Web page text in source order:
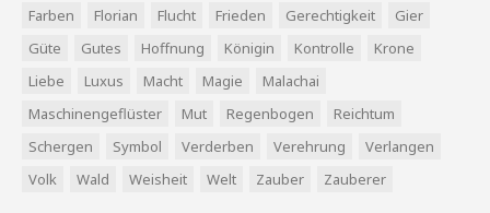
Farben
Florian Flucht Frieden Gerechtigkeit
Gier
Güte
Gutes Hoffnung Königin Kontrolle
Krone
Liebe
Luxus Macht Magie
Malachai
Maschinengeflüster
Mut Regenbogen
Reichtum
Schergen
Symbol Verderben Verehrung
Verlangen
Volk
Wald Weisheit Welt Zauber Zauberer